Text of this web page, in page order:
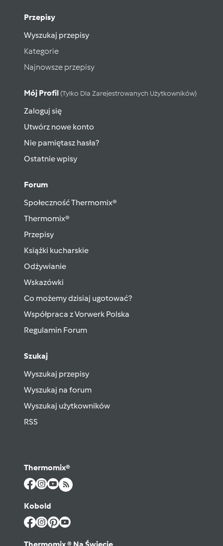
Przepisy
Wyszukaj przepisy
Kategorie
Najnowsze przepisy
Mój Profil (tylko Dla Zarejestrowanych Użytkowników)
Zaloguj się
Utwórz nowe konto
Nie pamiętasz hasła?
Ostatnie wpisy
Forum
Społeczność Thermomix®
Thermomix®
Przepisy
Książki kucharskie
Odżywianie
Wskazówki
Co możemy dzisiaj ugotować?
Współpraca z Vorwerk Polska
Regulamin Forum
Szukaj
Wyszukaj przepisy
Wyszukaj na forum
Wyszukaj użytkowników
RSS
Thermomix®
Kobold